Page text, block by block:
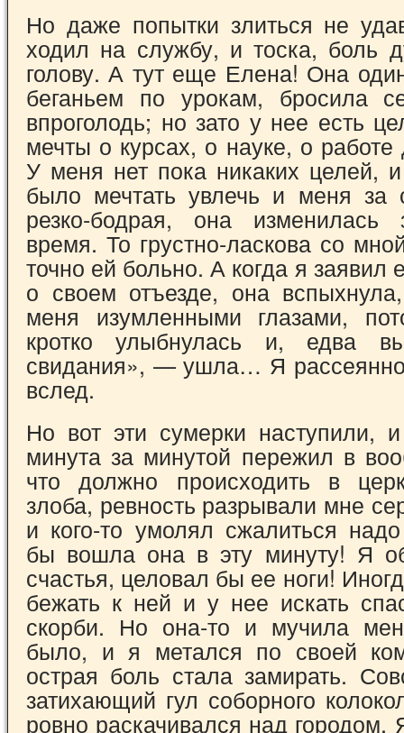
Но даже попытки злиться не
ходил на службу, и тоска, боль
голову. А тут еще Елена! Она
беганьем по урокам, бросила
впроголодь; но зато у нее есть
мечты о курсах, о науке, о
У меня нет пока никаких целей,
было мечтать увлечь и меня за
резко-бодрая, она изменилась
время. То грустно-ласкова со
точно ей больно. А когда я заявил
о своем отъезде, она
меня изумленными глазами,
кротко улыбнулась и, едва
свидания», — ушла… Я
вслед.
Но вот эти сумерки наступили,
минута за минутой пережил в
что должно происходить в
злоба, ревность разрывали мне
и кого-то умолял сжалиться
бы вошла она в эту минуту! Я
счастья, целовал бы ее ноги!
бежать к ней и у нее искать
скорби. Но она-то и мучила
было, и я метался по своей
острая боль стала замирать.
затихающий гул соборного
ровно раскачивался над городом.